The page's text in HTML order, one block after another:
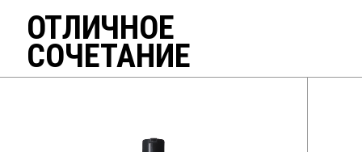
ОТЛИЧНОЕ
СОЧЕТАНИЕ